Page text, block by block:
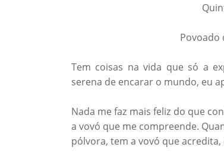
Povoado
Tem coisas na vida que só a
serena de encarar o mundo, eu
Nada me faz mais feliz do que
a vovó que me compreende.
pólvora, tem a vovó que